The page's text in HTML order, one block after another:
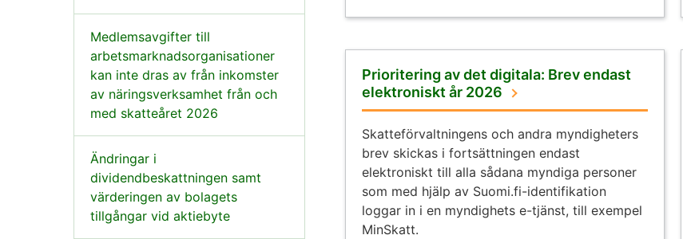
Medlemsavgifter till
arbetsmarknadsorganisationer
kan inte dras av från inkomster
av näringsverksamhet från och
med skatteåret 2026
Ändringar i
dividendbeskattningen samt
värderingen av bolagets
tillgångar vid aktiebyte
Prioritering av det digitala: Brev endast
elektroniskt år 2026
Skatteförvaltningens och andra myndigheters
brev skickas i fortsättningen endast
elektroniskt till alla sådana myndiga personer
som med hjälp av Suomi.fi-identifikation
loggar in i en myndighets e-tjänst, till exempel
MinSkatt.